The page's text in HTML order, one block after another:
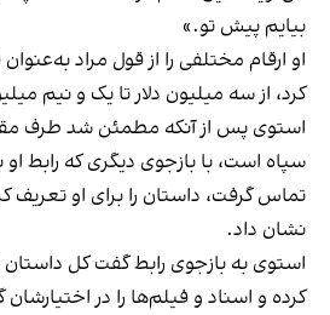
بیایم پیش تو.»
او ارقام مختلفی را از قول مراد
کرد، از سه میلیون دلار تا یک و نیم
استوی پس از آنکه مطمئن شد طرف
سپاه است، با بازجوی دیگری که رابط او
تماس گرفت، داستان را برای او تعریف
نشان داد.
استوی به بازجوی رابط گفت کل داستان
کرده و اسناد و فیلم‌ها را در اختیارشان